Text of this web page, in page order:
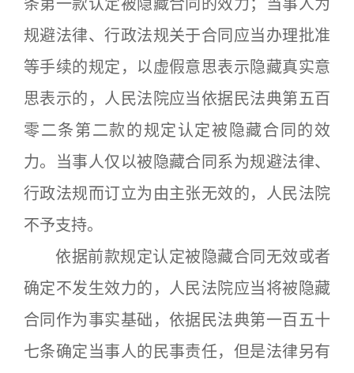
条第一款认定被隐藏合同的效力；当事人为
规避法律、行政法规关于合同应当办理批准
等手续的规定，以虚假意思表示隐藏真实意
思表示的，人民法院应当依据民法典第五百
零二条第二款的规定认定被隐藏合同的效
力。当事人仅以被隐藏合同系为规避法律、
行政法规而订立为由主张无效的，人民法院
不予支持。
依据前款规定认定被隐藏合同无效或者
确定不发生效力的，人民法院应当将被隐藏
合同作为事实基础，依据民法典第一百五十
七条确定当事人的民事责任，但是法律另有